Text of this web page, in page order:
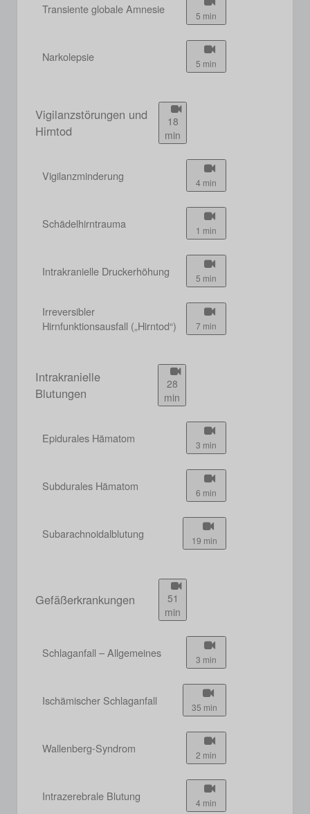
Transiente globale Amnesie 5 min
Narkolepsie 5 min
Vigilanzstörungen und
Hirntod
18
min
Vigilanzminderung 4 min
Schädelhirntrauma 1 min
Intrakranielle Druckerhöhung 5 min
Irreversibler
Hirnfunktionsausfall („Hirntod“)
7 min
Intrakranielle
Blutungen
28
min
Epidurales Hämatom 3 min
Subdurales Hämatom 6 min
Subarachnoidalblutung 19 min
Gefäßerkrankungen
51
min
Schlaganfall – Allgemeines 3 min
Ischämischer Schlaganfall 35 min
Wallenberg-Syndrom 2 min
Intrazerebrale Blutung 4 min